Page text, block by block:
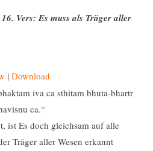
Vers: Es muss als Träger aller
| Download
iva ca sthitam bhuta-bhartr
ca.“
ist Es doch gleichsam auf alle
Träger aller Wesen erkannt